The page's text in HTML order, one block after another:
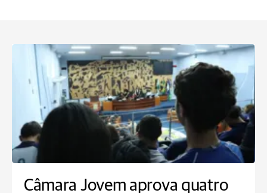
Câmara Jovem aprova quatro